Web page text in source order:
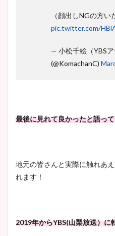
（顔出しNGの方い
pic.twitter.com/
— 小松千絵（YBSア
(@KomachanC)
最後に見れて良かったと語っ
地元の皆さんと実際に触れあ
れます！
2019年からYBS(山梨放送）に